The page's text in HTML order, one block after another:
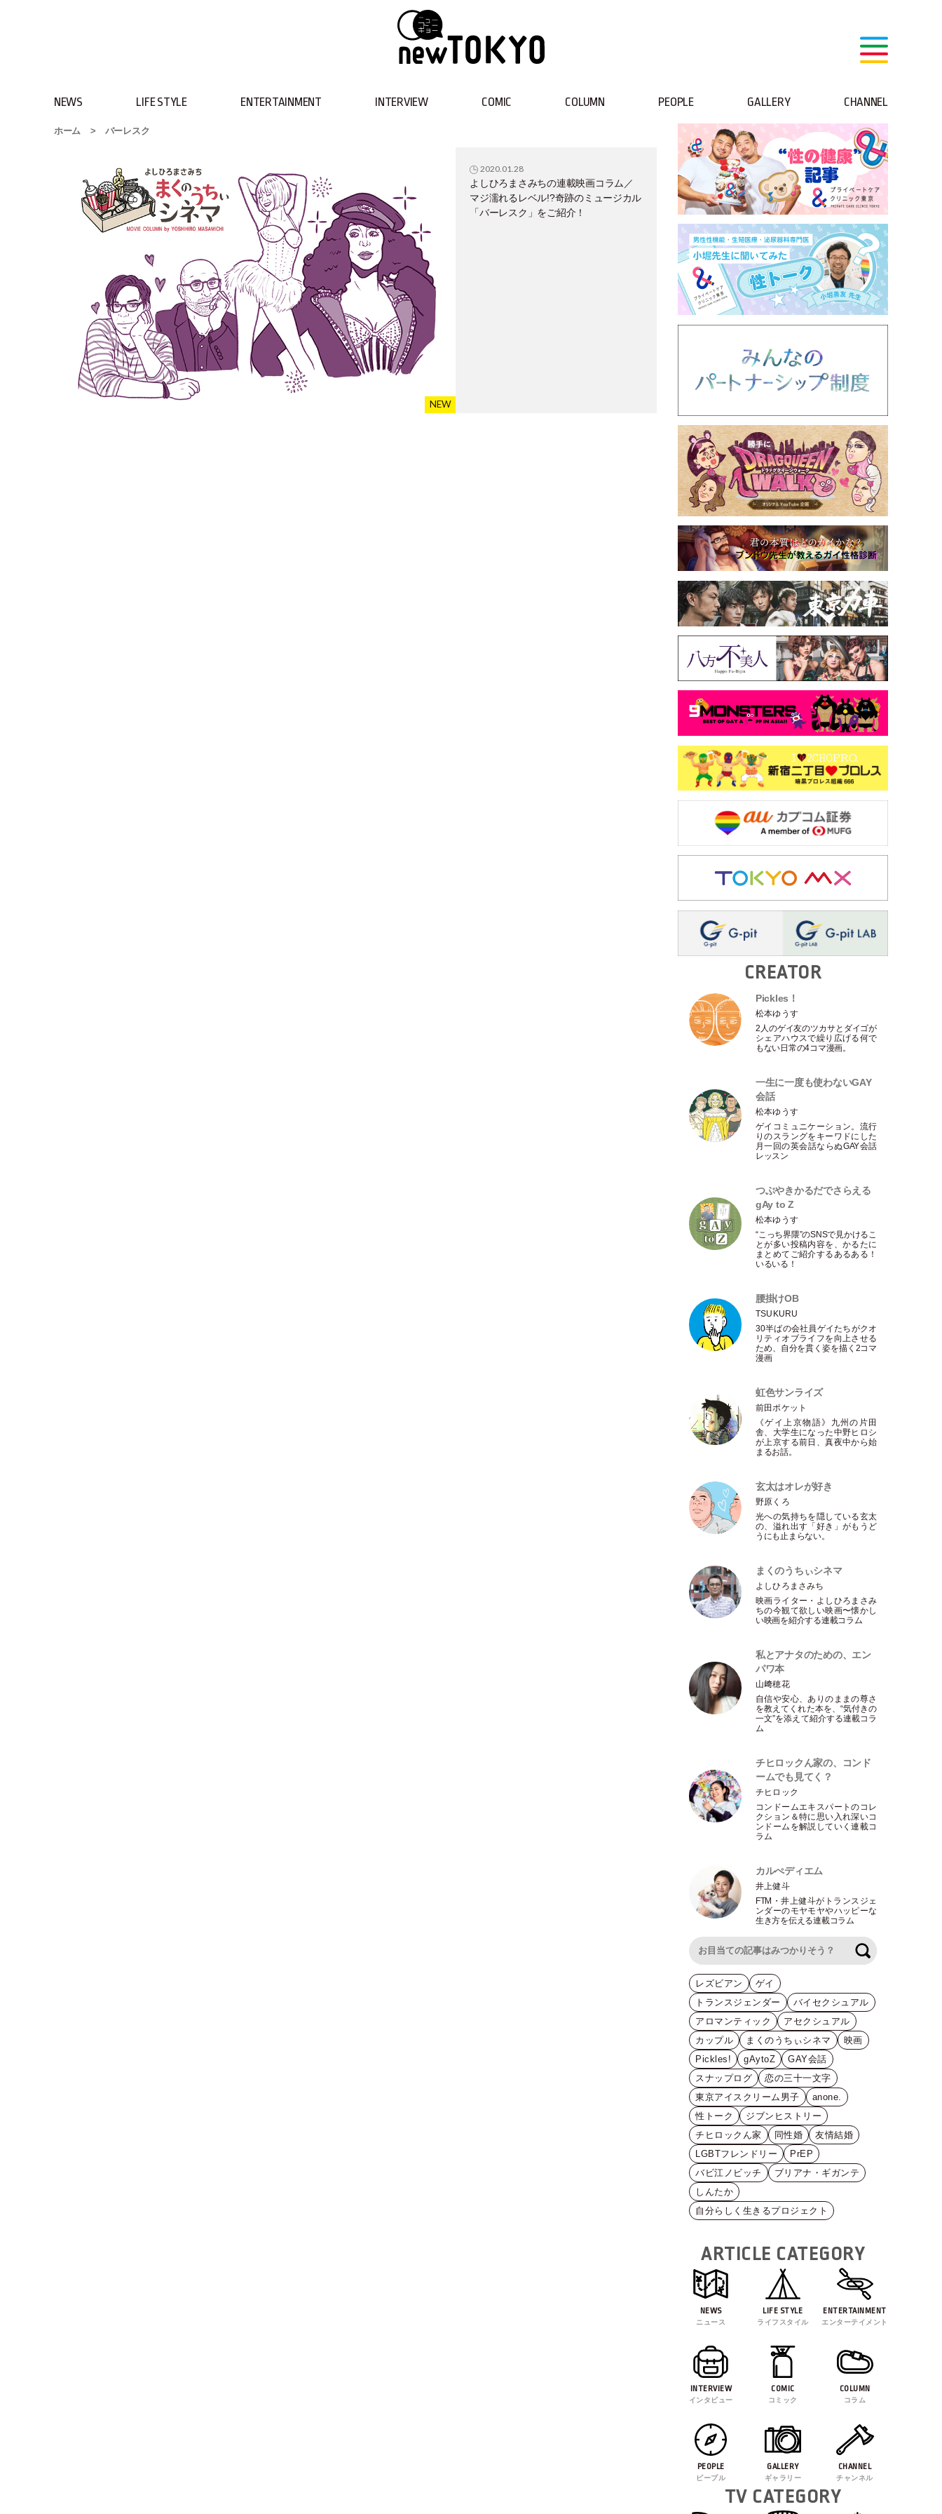
NEWS LIFE STYLE ENTERTAINMENT INTERVIEW COMIC COLUMN PEOPLE GALLERY CHANNEL
ホーム > バーレスク
2020.01.28
よしひろまさみちの連載映画コラム／
マジ濡れるレベル!?奇跡のミュージカル
「バーレスク」をご紹介！
CREATOR
Pickles！
松本ゆうす
2人のゲイ友のツカサとダイゴが
シェアハウスで繰り広げる何で
もない日常の4コマ漫画。
一生に一度も使わないGAY
会話
松本ゆうす
ゲイコミュニケーション。流行
りのスラングをキーワドにした
月一回の英会話ならぬGAY会話
レッスン
つぶやきかるだでさらえる
gAy to Z
松本ゆうす
“こっち界隈”のSNSで見かけるこ
とが多い投稿内容を、かるたに
まとめてご紹介するあるある！
いるいる！
腰掛けOB
TSUKURU
30半ばの会社員ゲイたちがクオ
リティオブライフを向上させる
ため、自分を貫く姿を描く2コマ
漫画
虹色サンライズ
前田ポケット
《ゲイ上京物語》九州の片田
舎、大学生になった中野ヒロシ
が上京する前日、真夜中から始
まるお話。
玄太はオレが好き
野原くろ
光への気持ちを隠している玄太
の、溢れ出す 「好き 」がもうど
うにも止まらない。
まくのうちぃシネマ
よしひろまさみち
映画ライター ・ よしひろまさみ
ちの今観て欲しい映画〜懐かし
い映画を紹介する連載コラム
私とアナタのための、エン
パワ本
山﨑穂花
自信や安心、ありのままの尊さ
を教えてくれた本を、“気付きの
一文”を添えて紹介する連載コラ
ム
チヒロックん家の、コンド
ームでも見てく？
チヒロック
コンドームエキスパートのコレ
クション＆特に思い入れ深いコ
ンドームを解説していく連載コ
ラム
カルぺディエム
井上健斗
FTM ・井上健斗がトランスジェ
ンダーのモヤモヤやハッピーな
生き方を伝える連載コラム
レズビアン
ゲイ
トランスジェンダー
バイセクシュアル
アロマンティック
アセクシュアル
カップル
まくのうちぃシネマ
映画
Pickles!
gAytoZ
GAY会話
スナップログ
恋の三十一文字
東京アイスクリーム男子
anone.
性トーク
ジブンヒストリー
チヒロックん家
同性婚
友情結婚
LGBTフレンドリー
PrEP
バビ江ノビッチ
ブリアナ・ギガンテ
しんたか
自分らしく生きるプロジェクト
ARTICLE CATEGORY
NEWS
ニュース
LIFE STYLE
ライフスタイル
ENTERTAINMENT
エンターテイメント
INTERVIEW
インタビュー
COMIC
コミック
COLUMN
コラム
PEOPLE
ピープル
GALLERY
ギャラリー
CHANNEL
チャンネル
TV CATEGORY